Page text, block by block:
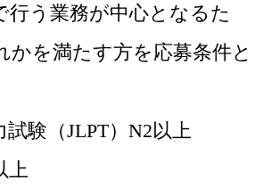
行う業務が中心となるた
かを満たす方を応募条件と
験（JLPT）N2以上
上